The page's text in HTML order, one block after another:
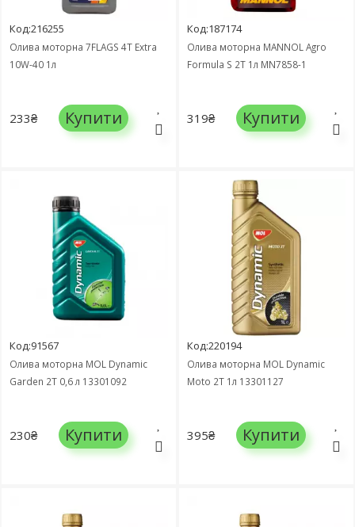
Код:216255
Олива моторна 7FLAGS 4Т Extra
10W-40 1л
233₴ Купити
Код:187174
Олива моторна MANNOL Agro
Formula S 2T 1л MN7858-1
319₴ Купити
Код:91567
Олива моторна MOL Dynamic
Garden 2Т 0,6 л 13301092
230₴ Купити
Код:220194
Олива моторна MOL Dynamic
Moto 2T 1л 13301127
395₴ Купити